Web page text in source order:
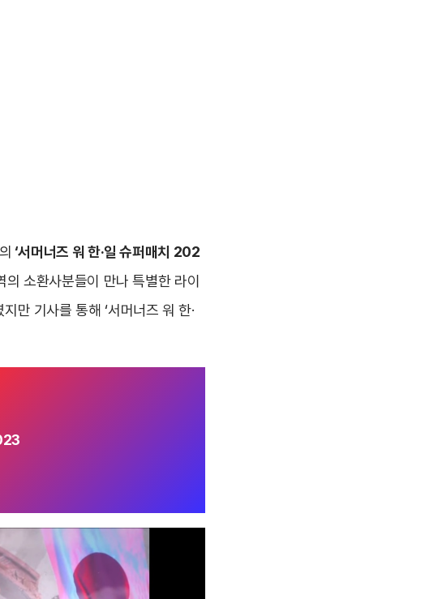
‘서머너즈 워 한·일 슈퍼매치 202
소환사분들이 만나 특별한 라이
만 기사를 통해 ‘서머너즈 워 한·